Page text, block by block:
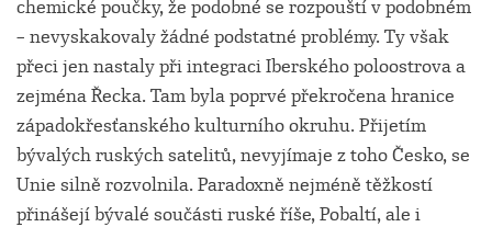
chemické poučky, že podobné se rozpouští v podobném
– nevyskakovaly žádné podstatné problémy. Ty však
přeci jen nastaly při integraci Iberského poloostrova a
zejména Řecka. Tam byla poprvé překročena hranice
západokřesťanského kulturního okruhu. Přijetím
bývalých ruských satelitů, nevyjímaje z toho Česko, se
Unie silně rozvolnila. Paradoxně nejméně těžkostí
přinášejí bývalé součásti ruské říše, Pobaltí, ale i